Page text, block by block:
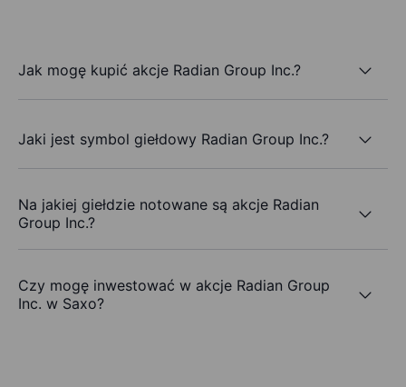
Jak mogę kupić akcje Radian Group Inc.?
Jaki jest symbol giełdowy Radian Group Inc.?
Na jakiej giełdzie notowane są akcje Radian
Group Inc.?
Czy mogę inwestować w akcje Radian Group
Inc. w Saxo?